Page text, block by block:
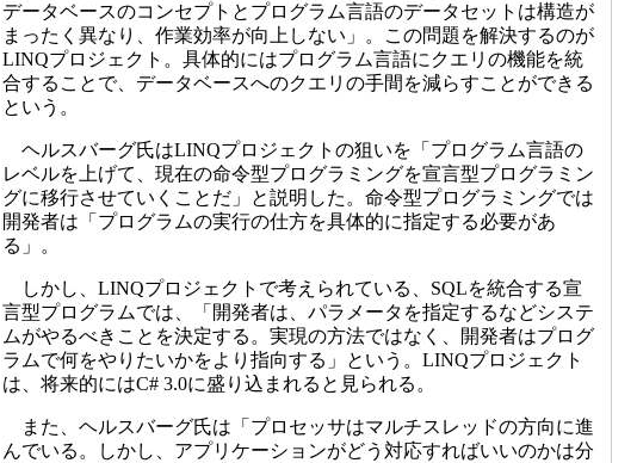
データベースのコンセプトとプログラム言語のデータセットは構造が
まったく異なり、作業効率が向上しない」。この問題を解決するのが
LINQプロジェクト。具体的にはプログラム言語にクエリの機能を統
合することで、データベースへのクエリの手間を減らすことができる
という。
ヘルスバーグ氏はLINQプロジェクトの狙いを「プログラム言語の
レベルを上げて、現在の命令型プログラミングを宣言型プログラミン
グに移行させていくことだ」と説明した。命令型プログラミングでは
開発者は「プログラムの実行の仕方を具体的に指定する必要があ
る」。
しかし、LINQプロジェクトで考えられている、SQLを統合する宣
言型プログラムでは、「開発者は、パラメータを指定するなどシステ
ムがやるべきことを決定する。実現の方法ではなく、開発者はプログ
ラムで何をやりたいかをより指向する」という。LINQプロジェクト
は、将来的にはC# 3.0に盛り込まれると見られる。
また、ヘルスバーグ氏は「プロセッサはマルチスレッドの方向に進
んでいる。しかし、アプリケーションがどう対応すればいいのかは分